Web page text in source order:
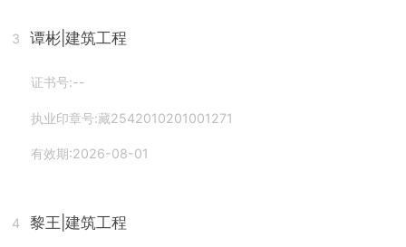
3 谭彬 |建筑工程
证书号:--
执业印章号:藏2542010201001271
有效期:2026-08-01
4 黎王 |建筑工程